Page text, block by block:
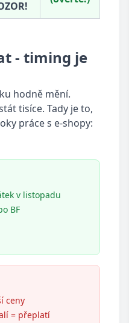
- timing je
hodně mění.
tisíce. Tady je to,
práce s e-shopy:
v listopadu
BF
ceny
= přeplatí